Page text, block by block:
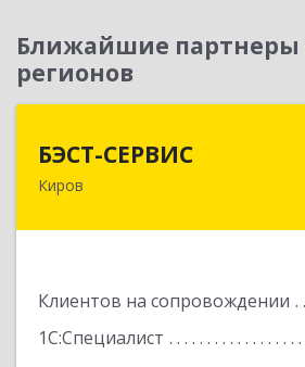
Ближайшие партнеры
регионов
БЭСТ-СЕРВИС
Киров
Клиентов на сопровождении
1С:Специалист